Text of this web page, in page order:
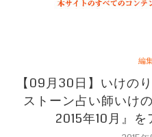
編
【09月30日】いけの
ストーン占い師いけ
2015年10月』を